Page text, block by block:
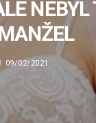
09/02/2021